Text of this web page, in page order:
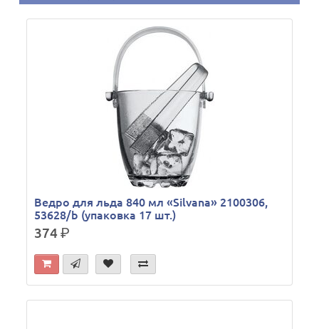
Ведро для льда 840 мл «Silvana» 2100306,
53628/b (упаковка 17 шт.)
374р.